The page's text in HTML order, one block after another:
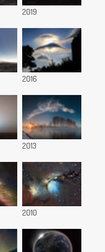
2019
2016
2013
2010